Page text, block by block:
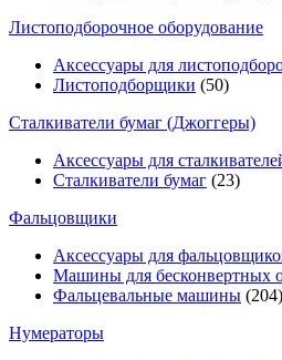
Листоподборочное оборудование
Аксессуары для
Листоподборщики (50)
Сталкиватели бумаг (Джоггеры)
Аксессуары для
Сталкиватели бумаг (23)
Фальцовщики
Аксессуары для
Машины для бесконвертных
Фальцевальные машины (204)
Нумераторы